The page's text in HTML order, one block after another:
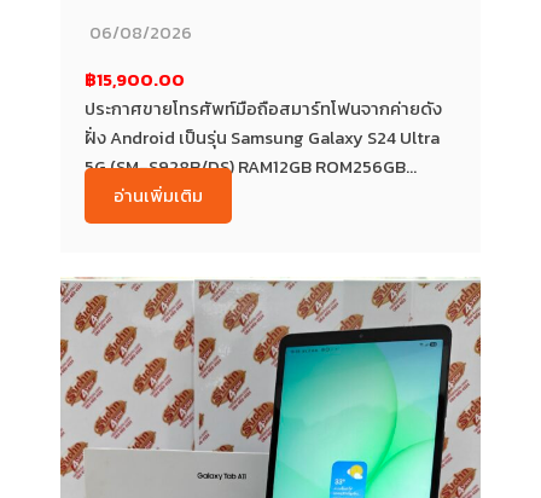
06/08/2026
฿15,900.00
ประกาศขายโทรศัพท์มือถือสมาร์ทโฟนจากค่ายดัง
ฝั่ง Android เป็นรุ่น Samsung Galaxy S24 Ultra
5G (SM-S928B/DS) RAM12GB ROM256GB...
อ่านเพิ่มเติม